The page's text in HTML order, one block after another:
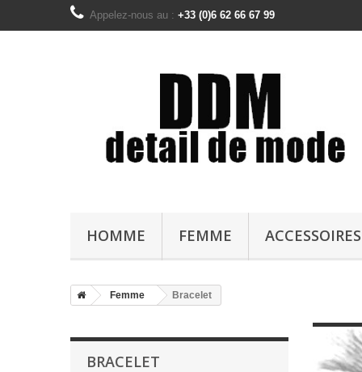
Appelez-nous au : +33 (0)6 62 66 67 99
HOMME FEMME
Femme Bracelet
BRACELET